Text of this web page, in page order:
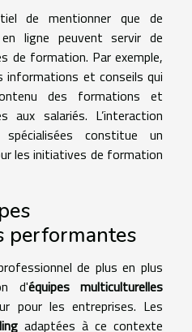
de mentionner que de
ligne peuvent servir de
de formation. Par exemple,
et conseils qui
des formations et
aux salariés. L’interaction
constitue un
les initiatives de formation
performantes
de plus en plus
d'équipes multiculturelles
pour les entreprises. Les
adaptées à ce contexte